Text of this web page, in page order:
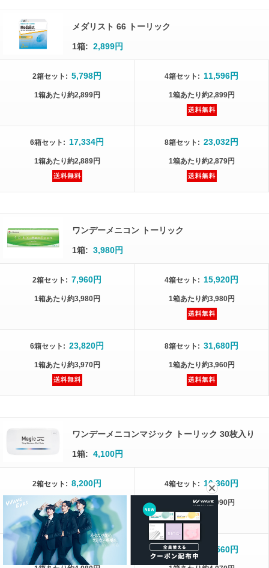
メダリスト 66 トーリック
1箱: 2,899円
2箱セット : 5,798円
1箱あたり約2,899円
4箱セット : 11,596円
1箱あたり約2,899円
6箱セット : 17,334円
1箱あたり約2,889円
8箱セット : 23,032円
1箱あたり約2,879円
ワンデーメニコン トーリック
1箱: 3,980円
2箱セット : 7,960円
1箱あたり約3,980円
4箱セット : 15,920円
1箱あたり約3,980円
6箱セット : 23,820円
1箱あたり約3,970円
8箱セット : 31,680円
1箱あたり約3,960円
ワンデーメニコンマジック トーリック 30枚入り
1箱: 4,100円
2箱セット : 8,200円
1箱あたり約4,100円
4箱セット : 16,360円
あたり約4,090円
6箱 セット :24,480円 8箱セット: 32,560円